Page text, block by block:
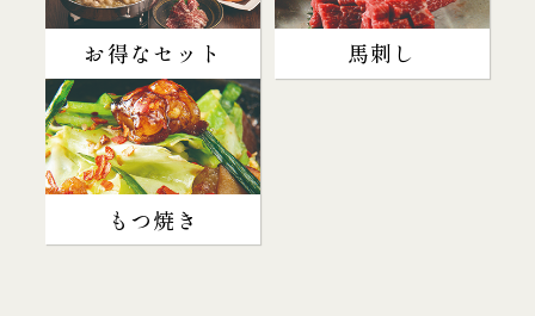
お得なセット 馬刺し
もつ焼き